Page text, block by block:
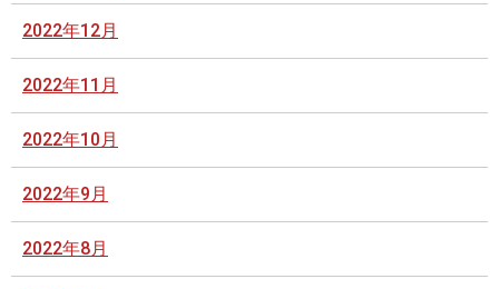
2022年12月
2022年11月
2022年10月
2022年9月
2022年8月